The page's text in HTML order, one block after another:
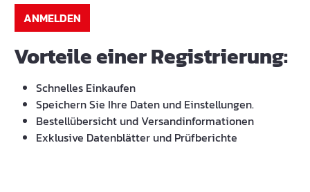
ANMELDEN
Vorteile einer Registrierung:
Schnelles Einkaufen
Speichern Sie Ihre Daten und Einstellungen.
Bestellübersicht und Versandinformationen
Exklusive Datenblätter und Prüfberichte